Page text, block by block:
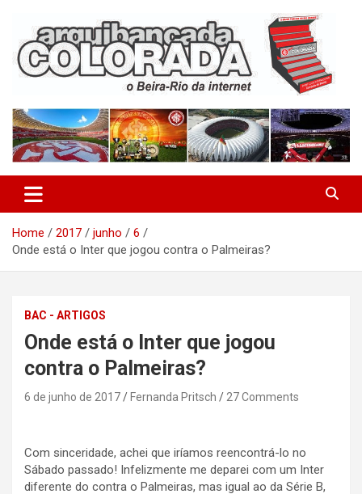
content
Arquibancada Colorada
Home 2017 junho
6
Onde está o Inter que jogou contra o Palmeiras?
BAC - ARTIGOS
Onde está o Inter que jogou
contra o Palmeiras?
6 de junho de 2017 Fernanda Pritsch 27 Comments
Com sinceridade, achei que iríamos reencontrá-lo no
Sábado passado! Infelizmente me deparei com um Inter
diferente do contra o Palmeiras, mas igual ao da Série B,